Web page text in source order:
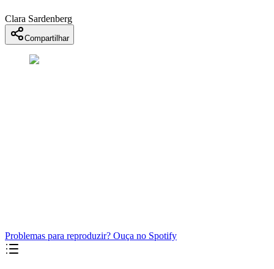
Clara Sardenberg
Compartilhar
Problemas para reproduzir? Ouça no Spotify